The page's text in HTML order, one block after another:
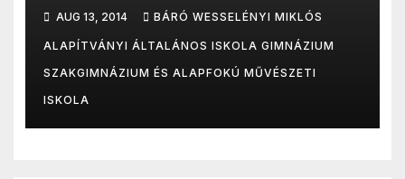
AUG 13, 2014 BÁRÓ WESSELÉNYI MIKLÓS
ALAPÍTVÁNYI ÁLTALÁNOS ISKOLA GIMNÁZIUM
SZAKGIMNÁZIUM ÉS ALAPFOKÚ MŰVÉSZETI
ISKOLA